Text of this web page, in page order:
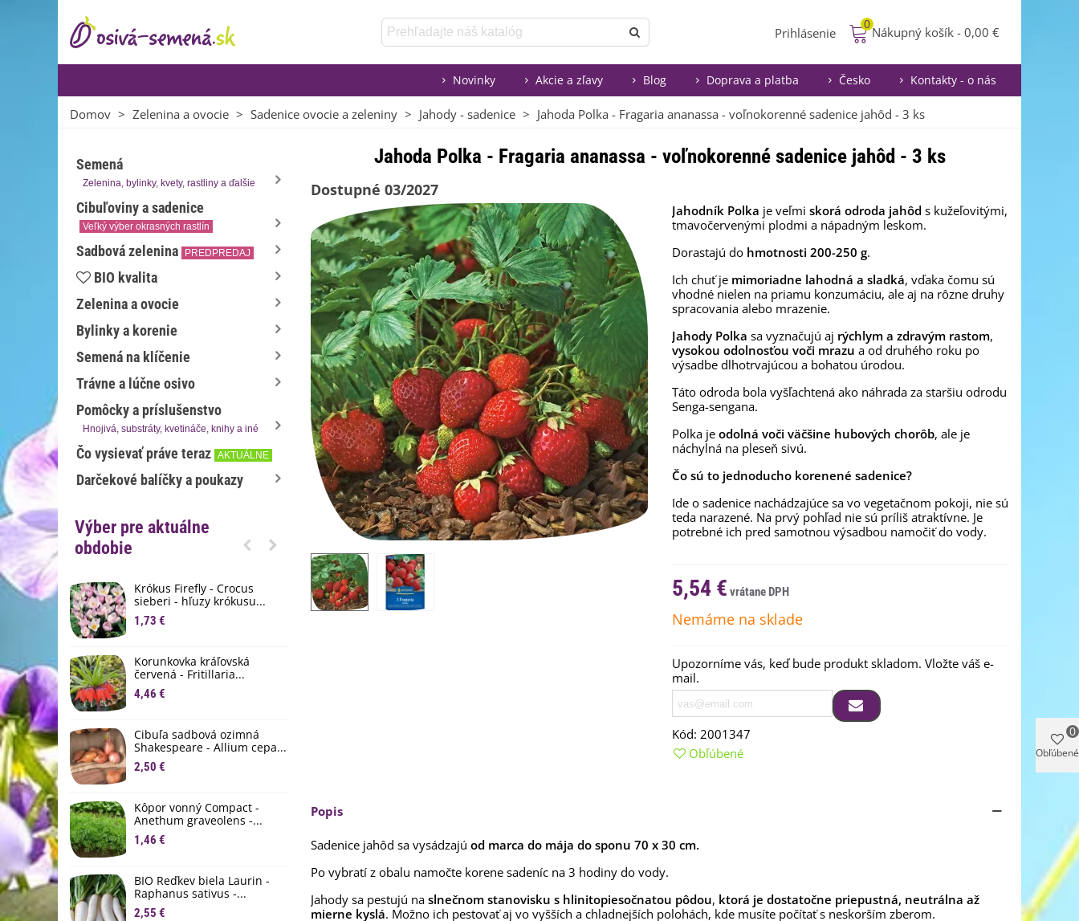
Prihlásenie
0
Nákupný košík - 0,00 €
Novinky Akcie a zľavy Blog Doprava a platba Česko Kontakty - o nás
Domov > Zelenina a ovocie > Sadenice ovocie a zeleniny > Jahody - sadenice > Jahoda Polka - Fragaria ananassa - voľnokorenné sadenice jahôd - 3 ks
Semená
Zelenina, bylinky, kvety, rastliny a ďalšie
Cibuľoviny a sadenice
Veľký výber okrasných rastlín
Sadbová zelenina PREDPREDAJ
BIO kvalita
Zelenina a ovocie
Bylinky a korenie
Semená na klíčenie
Trávne a lúčne osivo
Pomôcky a príslušenstvo
Hnojivá, substráty, kvetináče, knihy a iné
Čo vysievať práve teraz AKTUÁLNE
Darčekové balíčky a poukazy
Výber pre aktuálne
obdobie
Krókus Firefly - Crocus
sieberi - hľuzy krókusu...
1,73 €
Korunkovka kráľovská
červená - Fritillaria...
4,46 €
Cibuľa sadbová ozimná
Shakespeare - Allium cepa...
2,50 €
Kôpor vonný Compact -
Anethum graveolens -...
1,46 €
BIO Reďkev biela Laurin -
Raphanus sativus -...
2,55 €
Semienkové bomby -
darčekový box na vajíčka -...
Begónia plnokvetá žltá -
Begonia superba -...
2,69 € 3,85 € -30%
Eukalyptus Baby Blue -
Blahovičník - Eukalyptus...
Jahoda Polka - Fragaria ananassa - voľnokorenné sadenice jahôd - 3 ks
Dostupné 03/2027
Jahodník Polka je veľmi skorá odroda jahôd s kužeľovitými,
tmavočervenými plodmi a nápadným leskom.
Dorastajú do hmotnosti 200-250 g.
Ich chuť je mimoriadne lahodná a sladká, vďaka čomu sú
vhodné nielen na priamu konzumáciu, ale aj na rôzne druhy
spracovania alebo mrazenie.
Jahody Polka sa vyznačujú aj rýchlym a zdravým rastom,
vysokou odolnosťou voči mrazu a od druhého roku po
výsadbe dlhotrvajúcou a bohatou úrodou.
Táto odroda bola vyšľachtená ako náhrada za staršiu odrodu
Senga-sengana.
Polka je odolná voči väčšine hubových chorôb, ale je
náchylná na pleseň sivú.
Čo sú to jednoducho korenené sadenice?
Ide o sadenice nachádzajúce sa vo vegetačnom pokoji, nie sú
teda narazené. Na prvý pohľad nie sú príliš atraktívne. Je
potrebné ich pred samotnou výsadbou namočiť do vody.
5,54 €
Nemáme na sklade
Upozorníme vás, keď bude produkt skladom. Vložte váš e-
mail.
Kód: 2001347
Obľúbené
Popis
Sadenice jahôd sa vysádzajú od marca do mája do sponu 70 x 30 cm.
Po vybratí z obalu namočte korene sadeníc na 3 hodiny do vody.
Jahody sa pestujú na slnečnom stanovisku s hlinitopiesočnatou pôdou, ktorá je dostatočne priepustná, neutrálna až
mierne kyslá. Možno ich pestovať aj vo vyšších a chladnejších polohách, kde musíte počítať s neskorším zberom.
Obľúbené
0